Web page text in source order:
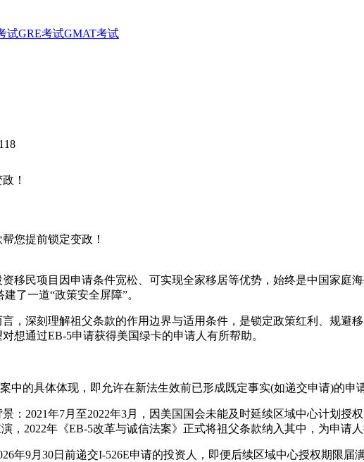
试GRE考试GMAT考试
！
您提前锁定变政！
移民项目因申请条件宽松、可实现全家移居等优势，始终是中国家庭
了一道“政策安全屏障”。
，深刻理解祖父条款的作用边界与适用条件，是锁定政策红利、规避
想通过EB-5申请获得美国绿卡的申请人有所帮助。
中的具体体现，即允许在新法生效前已形成既定事实(如递交申请)的申
：2021年7月至2022年3月，因美国国会未能及时延续区域中心计划授
，2022年《EB-5改革与诚信法案》正式将祖父条款纳入其中，为申请人
年9月30日前递交I-526E申请的投资人，即便后续区域中心授权期限